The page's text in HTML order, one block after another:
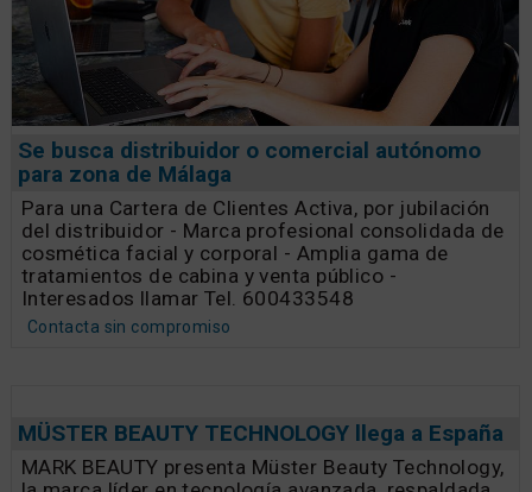
Se busca distribuidor o comercial autónomo
para zona de Málaga
Para una Cartera de Clientes Activa, por jubilación
del distribuidor - Marca profesional consolidada de
cosmética facial y corporal - Amplia gama de
tratamientos de cabina y venta público -
Interesados llamar Tel. 600433548
Contacta sin compromiso
MÜSTER BEAUTY TECHNOLOGY llega a España
MARK BEAUTY presenta Müster Beauty Technology,